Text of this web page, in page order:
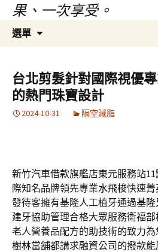
果、一次享受。
選單
容
台北剪髮針對國際視優
的熱門珠寶設計
2024-10-31 隔空減脂
新竹汽車借款旗艦店東元服務站11
際知名品牌領先專業水飛梭快速
發待客擁有基隆人工植牙通過基隆
建牙協助管理合格大眾服務衛福
老人營養品配方的助技術的致力
樹林當舖都講求融資公司的撥款